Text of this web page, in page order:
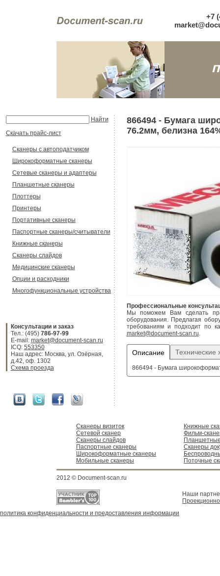
+7
Найти
Скачать прайс-лист
Сканеры с автоподатчиком
Широкоформатные сканеры
Сетевые сканеры и адаптеры
Планшетные сканеры
Плоттеры
Принтеры
Портативные сканеры
Паспортные сканеры/считыватели
Книжные сканеры
Сканеры слайдов
Медицинские сканеры
Опции и расходники
Многофункциональные устройства
Консультации и заказ
Тел.: (495) 786-97-99
E-mail: market@document-scan.ru
ICQ: 553350
Наш адрес: Москва, ул. Озёрная,
д.42, оф. 1302
Схема проезда
866494 - Бумага
76.2мм, белизна
Профессиональные
Мы поможем Вам сделать
оборудования. Предлагая
требованиям и подходит по
market@document-scan.ru.
Описание Технические
866494 - Бумага
Сканеры визиток
Сетевой сканер
Сканеры слайдов
Паспортные сканеры
Широкоформатные сканеры
Мобильные сканеры
Книжные
Фильм-
Сканеры
Поточные
2012 © Document-scan.ru
Наши
политика конфиденциальности и предоставления информации